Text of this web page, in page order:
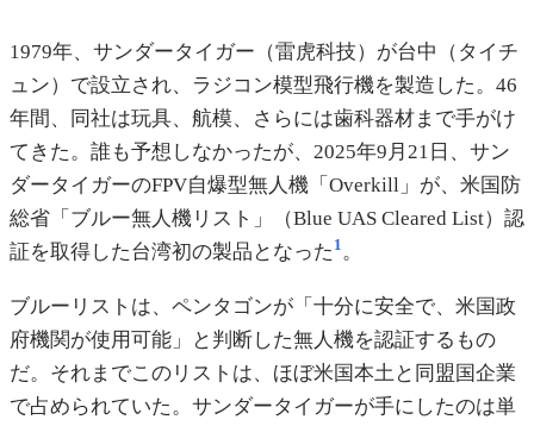
1979年、サンダータイガー（雷虎科技）が台中（タイチ
ュン）で設立され、ラジコン模型飛行機を製造した。46
年間、同社は玩具、航模、さらには歯科器材まで手がけ
てきた。誰も予想しなかったが、2025年9月21日、サン
ダータイガーのFPV自爆型無人機「Overkill」が、米国防
総省「ブルー無人機リスト」（Blue UAS Cleared List）認
証を取得した台湾初の製品となった 1。
ブルーリストは、ペンタゴンが「十分に安全で、米国政
府機関が使用可能」と判断した無人機を認証するもの
だ。それまでこのリストは、ほぼ米国本土と同盟国企業
で占められていた。サンダータイガーが手にしたのは単